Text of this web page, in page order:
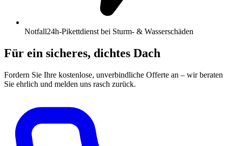
Notfall24h-Pikettdienst bei Sturm- & Wasserschäden
Für ein sicheres, dichtes Dach
Fordern Sie Ihre kostenlose, unverbindliche Offerte an – wir beraten
Sie ehrlich und melden uns rasch zurück.